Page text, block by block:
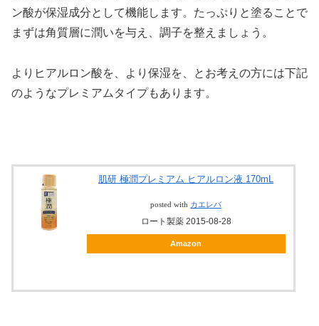
ン酸が保湿成分として機能します。たっぷりと塗ることで
まずは角質層に潤いを与え、調子を整えましょう。
よりヒアルロン酸を、より保湿を、とお考えの方には下記
のようなプレミアムタイプもあります。
肌研 極潤プレミアム ヒアルロン液 170mL
posted with カエレバ
ロート製薬 2015-08-28
Amazon